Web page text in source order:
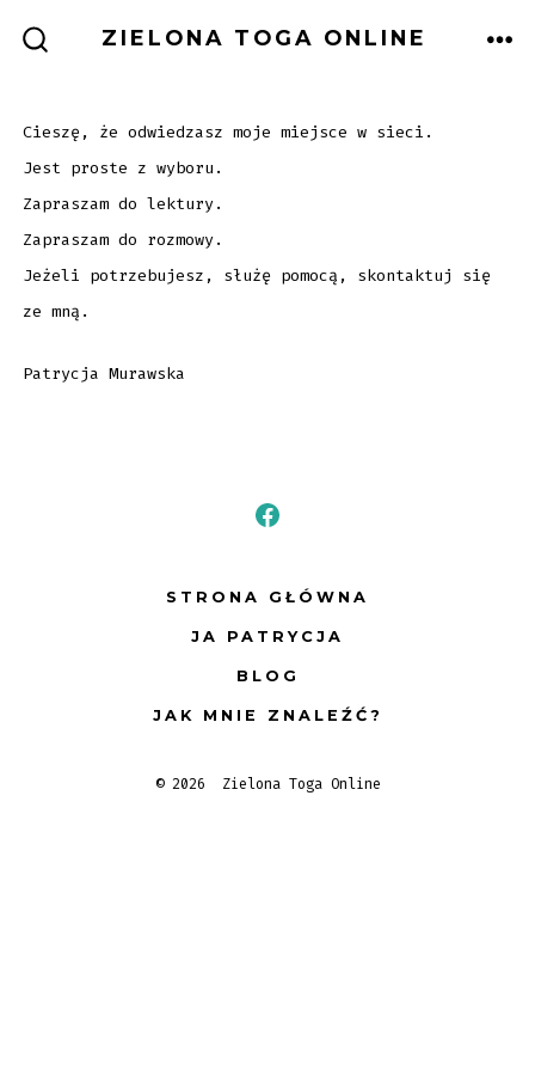
ZIELONA TOGA ONLINE
Cieszę, że odwiedzasz moje miejsce w sieci.
Jest proste z wyboru.
Zapraszam do lektury.
Zapraszam do rozmowy.
Jeżeli potrzebujesz, służę pomocą, skontaktuj się
ze mną.
Patrycja Murawska
Open
in
a
new
tab
STRONA GŁÓWNA
JA PATRYCJA
BLOG
JAK MNIE ZNALEŹĆ?
© 2026 Zielona Toga Online